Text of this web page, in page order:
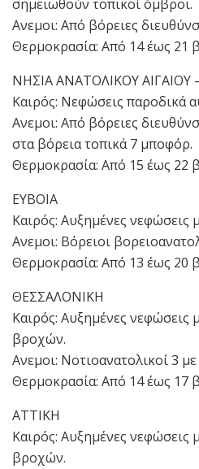
σημειωθούν τοπικοί όμβροι.
Ανεμοι: Από βόρειες
Θερμοκρασία: Από 14 έως 21
ΝΗΣΙΑ ΑΝΑΤΟΛΙΚΟΥ
Καιρός: Νεφώσεις παροδικά
Ανεμοι: Από βόρειες
στα βόρεια τοπικά 7 μποφόρ.
Θερμοκρασία: Από 15 έως 22
ΕΥΒΟΙΑ
Καιρός: Αυξημένες νεφώσεις
Ανεμοι: Βόρειοι
Θερμοκρασία: Από 13 έως 20
ΘΕΣΣΑΛΟΝΙΚΗ
Καιρός: Αυξημένες νεφώσεις
βροχών.
Ανεμοι: Νοτιοανατολικοί 3
Θερμοκρασία: Από 14 έως 17
ΑΤΤΙΚΗ
Καιρός: Αυξημένες νεφώσεις
βροχών.